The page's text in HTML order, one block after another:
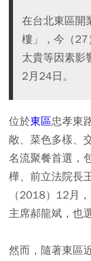
在台北東區開
樓」，今（27
太貴等因素影
2月24日。
位於東區忠孝東
敞、菜色多樣、
名流聚餐首選，
樺、前立法院長
（2018）12月
主席郝龍斌，也
然而，隨著東區